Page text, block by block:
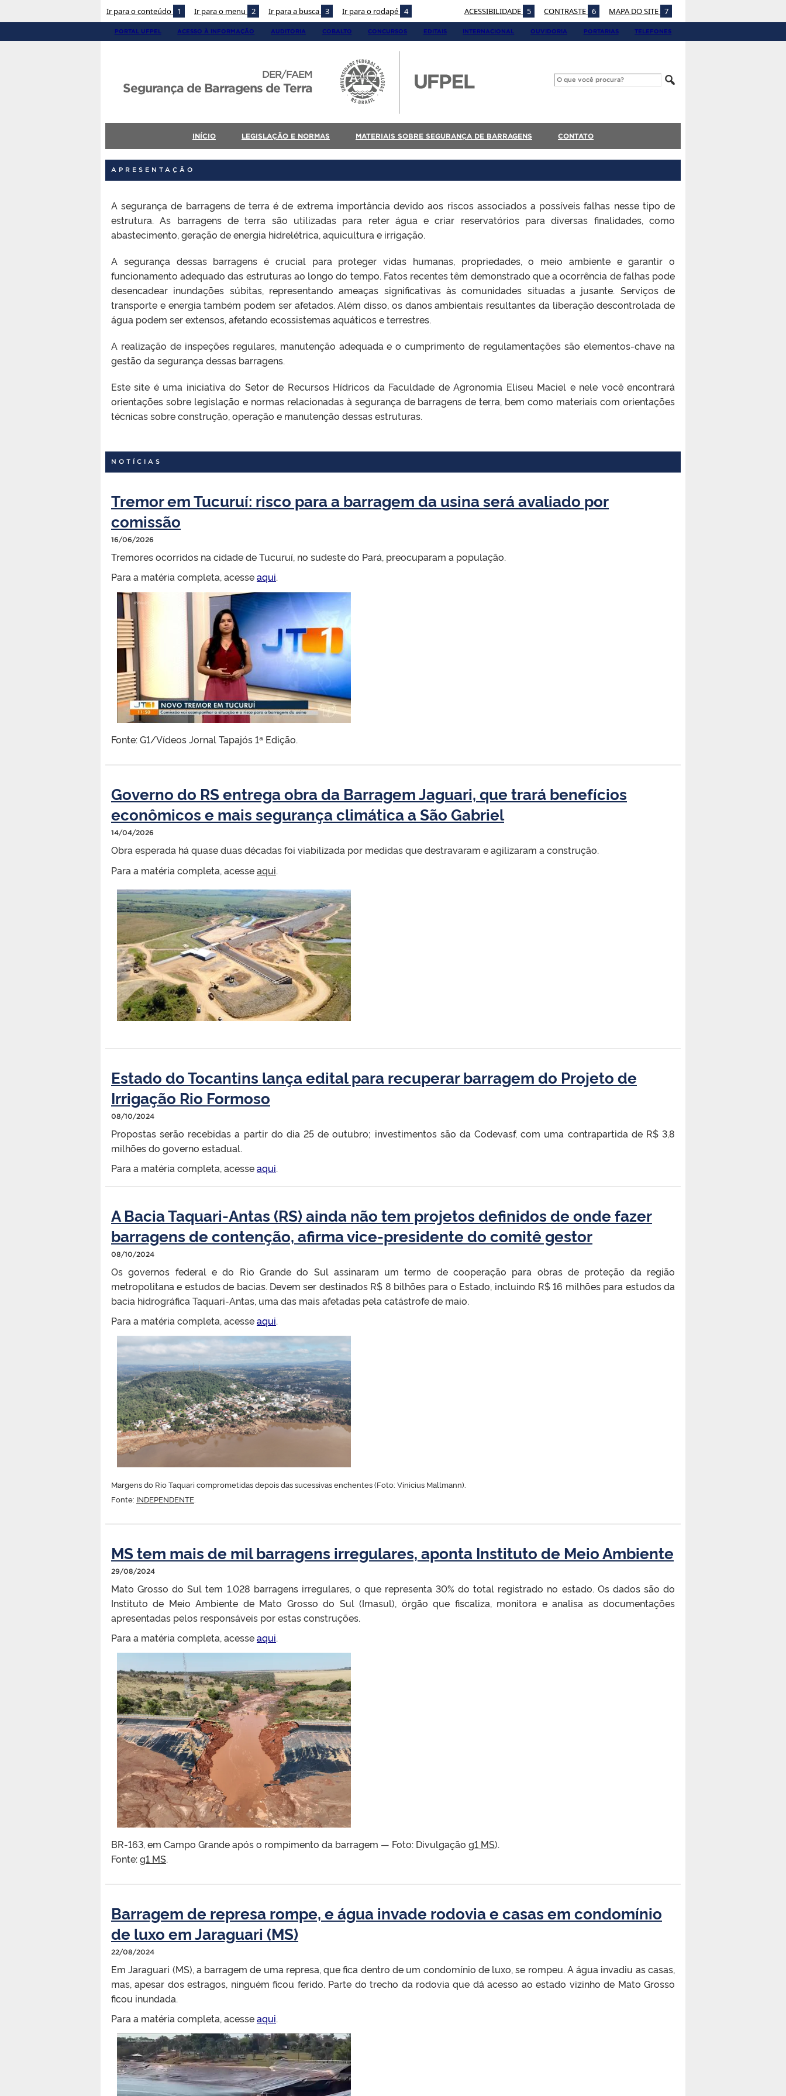
Ir para o conteúdo 1 Ir para o menu 2 Ir para a busca 3 Ir para o rodapé 4 ACESSIBILIDADE 5 CONTRASTE 6 MAPA DO SITE 7
PORTAL UFPEL ACESSO À INFORMAÇÃO AUDITORIA COBALTO CONCURSOS EDITAIS INTERNACIONAL OUVIDORIA PORTARIAS TELEFONES
DER/FAEM
Segurança de Barragens de Terra
INÍCIO LEGISLAÇÃO E NORMAS MATERIAIS SOBRE SEGURANÇA DE BARRAGENS CONTATO
APRESENTAÇÃO
A segurança de barragens de terra é de extrema importância devido aos riscos associados a possíveis falhas nesse tipo de
estrutura. As barragens de terra são utilizadas para reter água e criar reservatórios para diversas finalidades, como
abastecimento, geração de energia hidrelétrica, aquicultura e irrigação.
A segurança dessas barragens é crucial para proteger vidas humanas, propriedades, o meio ambiente e garantir o
funcionamento adequado das estruturas ao longo do tempo. Fatos recentes têm demonstrado que a ocorrência de falhas pode
desencadear inundações súbitas, representando ameaças significativas às comunidades situadas a jusante. Serviços de
transporte e energia também podem ser afetados. Além disso, os danos ambientais resultantes da liberação descontrolada de
água podem ser extensos, afetando ecossistemas aquáticos e terrestres.
A realização de inspeções regulares, manutenção adequada e o cumprimento de regulamentações são elementos-chave na
gestão da segurança dessas barragens.
Este site é uma iniciativa do Setor de Recursos Hídricos da Faculdade de Agronomia Eliseu Maciel e nele você encontrará
orientações sobre legislação e normas relacionadas à segurança de barragens de terra, bem como materiais com orientações
técnicas sobre construção, operação e manutenção dessas estruturas.
NOTÍCIAS
Tremor em Tucuruí: risco para a barragem da usina será avaliado por
comissão
16/06/2026
Tremores ocorridos na cidade de Tucuruí, no sudeste do Pará, preocuparam a população.
Para a matéria completa, acesseaqui.
Fonte: G1/Vídeos Jornal Tapajós 1ª Edição.
Governo do RS entrega obra da Barragem Jaguari, que trará benefícios
econômicos e mais segurança climática a São Gabriel
14/04/2026
Obra esperada há quase duas décadas foi viabilizada por medidas que destravaram e agilizaram a construção.
Para a matéria completa, acesseaqui.
Estado do Tocantins lança edital para recuperar barragem do Projeto de
Irrigação Rio Formoso
08/10/2024
Propostas serão recebidas a partir do dia 25 de outubro; investimentos são da Codevasf, com uma contrapartida de R$ 3,8
milhões do governo estadual.
Para a matéria completa, acesseaqui.
A Bacia Taquari-Antas (RS) ainda não tem projetos definidos de onde fazer
barragens de contenção, afirma vice-presidente do comitê gestor
08/10/2024
Os governos federal e do Rio Grande do Sul assinaram um termo de cooperação para obras de proteção da região
metropolitana e estudos de bacias. Devem ser destinados R$ 8 bilhões para o Estado, incluindo R$ 16 milhões para estudos da
bacia hidrográfica Taquari-Antas, uma das mais afetadas pela catástrofe de maio.
Para a matéria completa, acesseaqui.
Margens do Rio Taquari comprometidas depois das sucessivas enchentes (Foto: Vinicius Mallmann).
Fonte: INDEPENDENTE
MS tem mais de mil barragens irregulares, aponta Instituto de Meio Ambiente
29/08/2024
Mato Grosso do Sul tem 1.028 barragens irregulares, o que representa 30% do total registrado no estado. Os dados são do
Instituto de Meio Ambiente de Mato Grosso do Sul (Imasul), órgão que fiscaliza, monitora e analisa as documentações
apresentadas pelos responsáveis por estas construções.
Para a matéria completa, acesseaqui.
BR-163, em Campo Grande após o rompimento da barragem — Foto: Divulgação g1 MS).
Fonte:g1 MS.
Barragem de represa rompe, e água invade rodovia e casas em condomínio
de luxo em Jaraguari (MS)
22/08/2024
Em Jaraguari (MS), a barragem de uma represa, que fica dentro de um condomínio de luxo, se rompeu. A água invadiu as casas,
mas, apesar dos estragos, ninguém ficou ferido. Parte do trecho da rodovia que dá acesso ao estado vizinho de Mato Grosso
ficou inundada.
Para a matéria completa, acesseaqui.